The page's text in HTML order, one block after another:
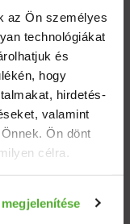
az Ön személyes
technológiákat
és
hogy
hirdetés-
valamint
Ön dönt
célra.